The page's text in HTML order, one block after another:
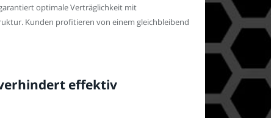
optimale Verträglichkeit mit
Kunden profitieren von einem gleichbleibend
effektiv